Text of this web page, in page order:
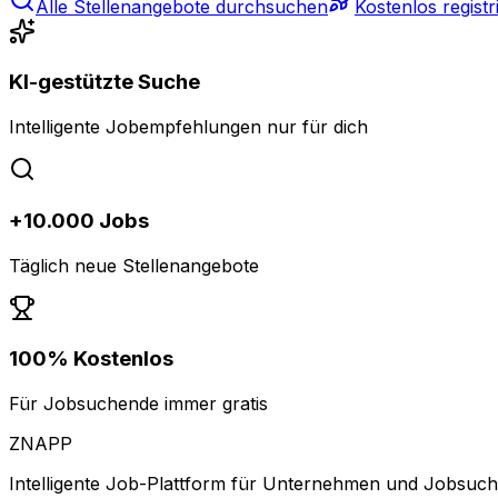
Alle Stellenangebote durchsuchen Kostenlos
KI-gestützte Suche
Intelligente Jobempfehlungen nur für dich
+10.000 Jobs
Täglich neue Stellenangebote
100% Kostenlos
Für Jobsuchende immer gratis
ZNAPP
Intelligente Job-Plattform für Unternehmen und